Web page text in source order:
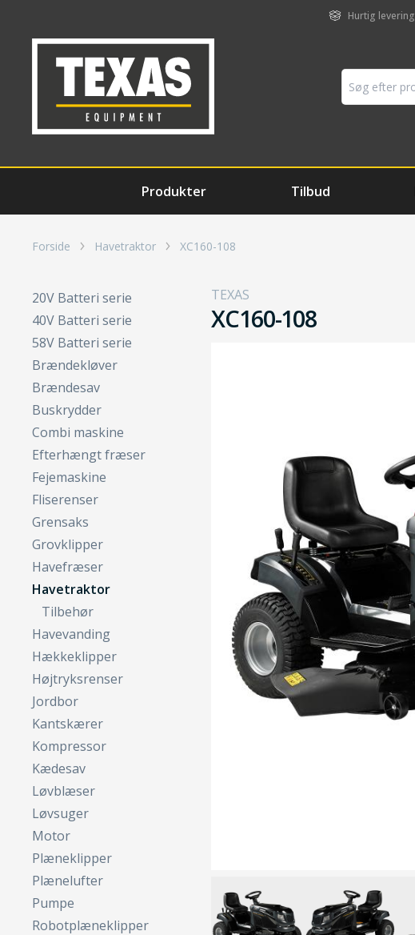
Hurtig levering
Produkter Tilbud
Forside Havetraktor XC160-108
20V Batteri serie
40V Batteri serie
58V Batteri serie
Brændekløver
Brændesav
Buskrydder
Combi maskine
Efterhængt fræser
Fejemaskine
Fliserenser
Grensaks
Grovklipper
Havefræser
Havetraktor
Tilbehør
Havevanding
Hækkeklipper
Højtryksrenser
Jordbor
Kantskærer
Kompressor
Kædesav
Løvblæser
Løvsuger
Motor
Plæneklipper
Plænelufter
Pumpe
Robotplæneklipper
TEXAS
XC160-108